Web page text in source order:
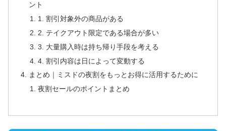
ント
1. 割引対象外の商品がある
2. テイクアウト限定である場合が多い
3. 大量購入時は持ち帰り手段を考える
4. 割引内容は日によって変動する
まとめ｜ミスドの夜割をもっとお得に活用するために
夜割セールのポイントまとめ